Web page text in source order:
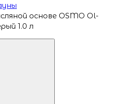
основе OSMO Ol-
1.0 л